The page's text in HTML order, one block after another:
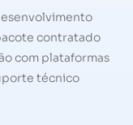
contratado
com plataformas
técnico